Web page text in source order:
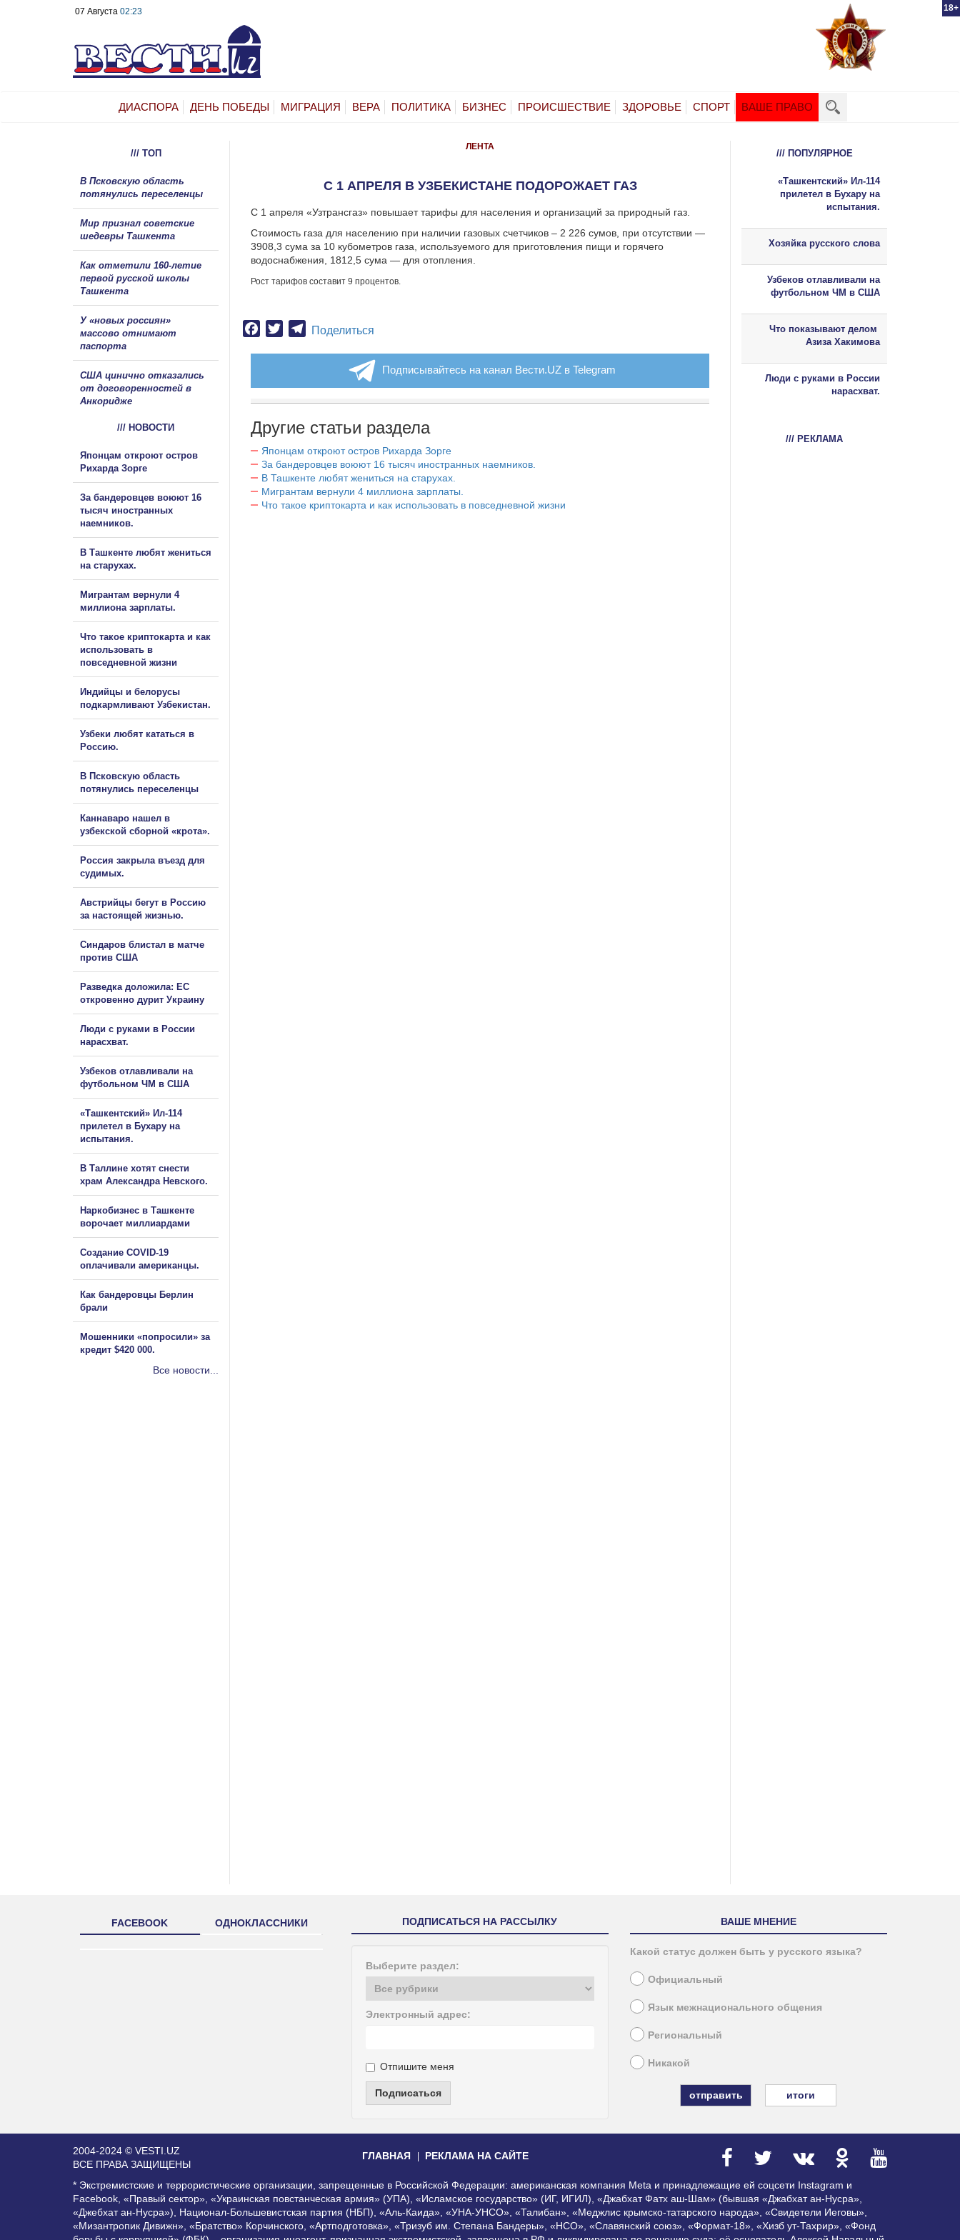
18+
07 Августа 02:23
ДИАСПОРА ДЕНЬ ПОБЕДЫ МИГРАЦИЯ ВЕРА ПОЛИТИКА БИЗНЕС ПРОИСШЕСТВИЕ ЗДОРОВЬЕ СПОРТ ВАШЕ ПРАВО
ЛЕНТА
С 1 АПРЕЛЯ В УЗБЕКИСТАНЕ ПОДОРОЖАЕТ ГАЗ
С 1 апреля «Узтрансгаз» повышает тарифы для населения и организаций за природный газ.
Стоимость газа для населению при наличии газовых счетчиков – 2 226 сумов, при отсутствии —
3908,3 сума за 10 кубометров газа, используемого для приготовления пищи и горячего
водоснабжения, 1812,5 сума — для отопления.
Рост тарифов составит 9 процентов.
Facebook
TwitterTelegram
Поделиться
Подписывайтесь на канал Вести.UZ в Telegram
Другие статьи раздела
Японцам откроют остров Рихарда Зорге
За бандеровцев воюют 16 тысяч иностранных наемников.
В Ташкенте любят жениться на старухах.
Мигрантам вернули 4 миллиона зарплаты.
Что такое криптокарта и как использовать в повседневной жизни
/// ТОП
В Псковскую область
потянулись переселенцы
Мир признал советские
шедевры Ташкента
Как отметили 160-летие
первой русской школы
Ташкента
У «новых россиян»
массово отнимают
паспорта
США цинично отказались
от договоренностей в
Анкоридже
/// НОВОСТИ
Японцам откроют остров
Рихарда Зорге
За бандеровцев воюют 16
тысяч иностранных
наемников.
В Ташкенте любят жениться
на старухах.
Мигрантам вернули 4
миллиона зарплаты.
Что такое криптокарта и как
использовать в
повседневной жизни
Индийцы и белорусы
подкармливают Узбекистан.
Узбеки любят кататься в
Россию.
В Псковскую область
потянулись переселенцы
Каннаваро нашел в
узбекской сборной «крота».
Россия закрыла въезд для
судимых.
Австрийцы бегут в Россию
за настоящей жизнью.
Синдаров блистал в матче
против США
Разведка доложила: ЕС
откровенно дурит Украину
Люди с руками в России
нарасхват.
Узбеков отлавливали на
футбольном ЧМ в США
«Ташкентский» Ил-114
прилетел в Бухару на
испытания.
В Таллине хотят снести
храм Александра Невского.
Наркобизнес в Ташкенте
ворочает миллиардами
Создание COVID-19
оплачивали американцы.
Как бандеровцы Берлин
брали
Мошенники «попросили» за
кредит $420 000.
Все новости...
/// ПОПУЛЯРНОЕ
«Ташкентский» Ил-114
прилетел в Бухару на
испытания.
Хозяйка русского слова
Узбеков отлавливали на
футбольном ЧМ в США
Что показывают делом
Азиза Хакимова
Люди с руками в России
нарасхват.
/// РЕКЛАМА
FACEBOOK ОДНОКЛАССНИКИ ПОДПИСАТЬСЯ НА РАССЫЛКУ
Выберите раздел:
Электронный адрес:
Отпишите меня
Подписаться
ВАШЕ МНЕНИЕ
Какой статус должен быть у русского языка?
Официальный
Язык межнационального общения
Региональный
Никакой
итоги
2004-2024 © VESTI.UZ
ВСЕ ПРАВА ЗАЩИЩЕНЫ
ГЛАВНАЯ РЕКЛАМА НА САЙТЕ
* Экстремистские и террористические организации, запрещенные в Российской Федерации: американская компания Meta и принадлежащие ей соцсети Instagram и
Facebook, «Правый сектор», «Украинская повстанческая армия» (УПА), «Исламское государство» (ИГ, ИГИЛ), «Джабхат Фатх аш-Шам» (бывшая «Джабхат ан-Нусра»,
«Джебхат ан-Нусра»), Национал-Большевистская партия (НБП), «Аль-Каида», «УНА-УНСО», «Талибан», «Меджлис крымско-татарского народа», «Свидетели Иеговы»,
«Мизантропик Дивижн», «Братство» Корчинского, «Артподготовка», «Тризуб им. Степана Бандеры», «НСО», «Славянский союз», «Формат-18», «Хизб ут-Тахрир», «Фонд